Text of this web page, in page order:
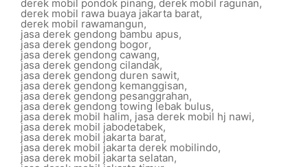
derek mobil pondok pinang, derek mobil ragunan,
derek mobil rawa buaya jakarta barat,
derek mobil rawamangun,
jasa derek gendong bambu apus,
jasa derek gendong bogor,
jasa derek gendong cawang,
jasa derek gendong cilandak,
jasa derek gendong duren sawit,
jasa derek gendong kemanggisan,
jasa derek gendong pesanggrahan,
jasa derek gendong towing lebak bulus,
jasa derek mobil halim, jasa derek mobil hj nawi,
jasa derek mobil jabodetabek,
jasa derek mobil jakarta barat,
jasa derek mobil jakarta derek mobilindo,
jasa derek mobil jakarta selatan,